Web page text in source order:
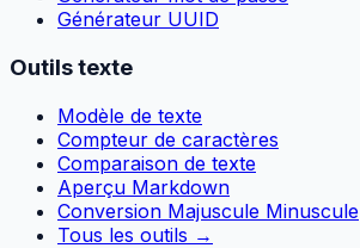
Générateur UUID
Outils texte
Modèle de texte
Compteur de caractères
Comparaison de texte
Aperçu Markdown
Conversion Majuscule Minuscule
Tous les outils →